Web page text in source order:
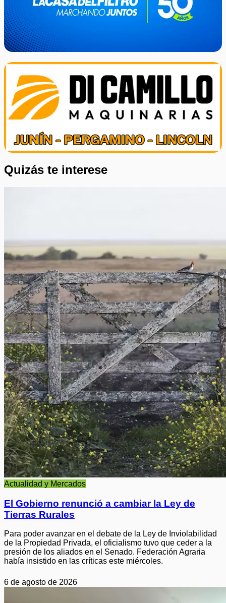
Quizás te interese
Actualidad y Mercados
El Gobierno renunció a cambiar la Ley de
Tierras Rurales
Para poder avanzar en el debate de la Ley de Inviolabilidad
de la Propiedad Privada, el oficialismo tuvo que ceder a la
presión de los aliados en el Senado. Federación Agraria
había insistido en las críticas este miércoles.
6 de agosto de 2026